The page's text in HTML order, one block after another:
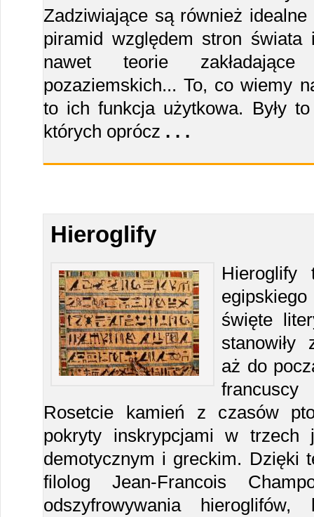
Zadziwiające są również
piramid względem stron świata
nawet teorie zakładające
pozaziemskich... To, co wiemy
to ich funkcja użytkowa. Były
których oprócz . . .
Hieroglify
Hieroglify
święte
stanowiły
aż do
Rosetcie kamień z czasów
pokryty inskrypcjami w trzech
demotycznym i greckim. Dzięki
filolog Jean-Francois
odszyfrowywania hieroglifów,